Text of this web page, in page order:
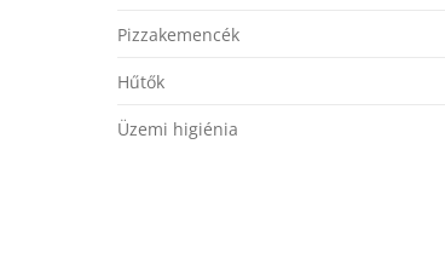
Pizzakemencék
Hűtők
Üzemi higiénia